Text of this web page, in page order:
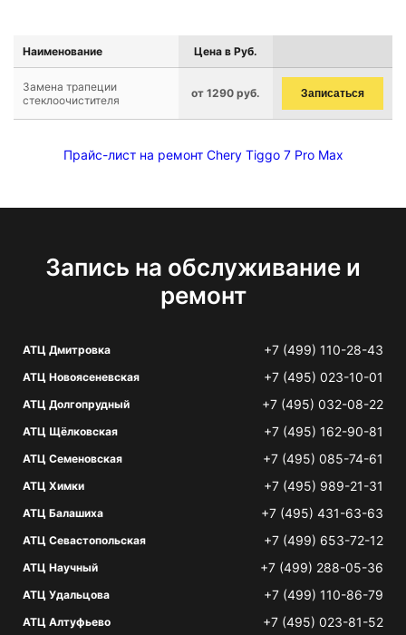
Наименование Цена в Руб.
Замена трапеции
стеклоочистителя
от 1290 руб. Записаться
Прайс-лист на ремонт Chery Tiggo 7 Pro Max
Запись на обслуживание и
ремонт
АТЦ Дмитровка +7 (499) 110-28-43
АТЦ Новоясеневская +7 (495) 023-10-01
АТЦ Долгопрудный +7 (495) 032-08-22
АТЦ Щёлковская +7 (495) 162-90-81
АТЦ Семеновская +7 (495) 085-74-61
АТЦ Химки +7 (495) 989-21-31
АТЦ Балашиха +7 (495) 431-63-63
АТЦ Севастопольская +7 (499) 653-72-12
АТЦ Научный +7 (499) 288-05-36
АТЦ Удальцова +7 (499) 110-86-79
АТЦ Алтуфьево +7 (495) 023-81-52